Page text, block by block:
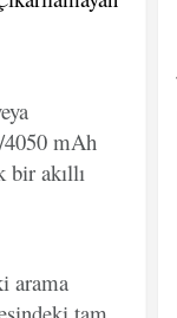
4050 mAh
bir akıllı
arama